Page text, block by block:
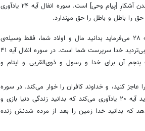
مائده آیه ۹۲ می‌فرماید و بدانید که بر عهده پیامبر ما، فقط رساندن آشکارِ [پیام وحی] است. سوره انفال آیه ۲۴ یادآوری
را باطل و باطل را حق مپندارد.
این کارشناس مسائل دینی بیان کرد: خداوند در سوره انفال آیه ۲۸ می‌فرماید بدانید مال و اولاد شما، فقط وسیله‌ی
آزمایش شماست. در سوره انفال آیه ۴۰ تذکر می‌دهد که بدانید بی‌تردید خدا سرپرست شما است. در سوره انفال آیه ۴۱
پنجم آن برای خدا و رسول وذوی‌القربی و ایتام و
خدا را عاجز کنید، و خداوند کافران را خوار می‌کند. در سوره
آیه ۲۰ یادآوری می‌کند که بدانید زندگی دنیا بازی و
می‌دهد که بدانید خدا زمین را بعد از مرده شدنش زنده
روزنامه‌های اقتصادی شنبه ۱۷ مرداد ۱۴۰۵